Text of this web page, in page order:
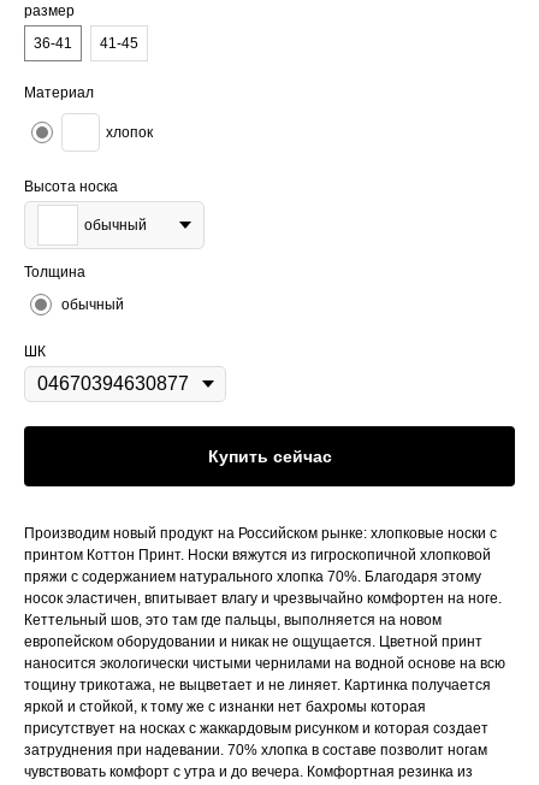
размер
36-41
41-45
Материал
хлопок
Высота носка
обычный
Толщина
обычный
ШК
Купить сейчас
Производим новый продукт на Российском рынке: хлопковые носки с
принтом Коттон Принт. Носки вяжутся из гигроскопичной хлопковой
пряжи с содержанием натурального хлопка 70%. Благодаря этому
носок эластичен, впитывает влагу и чрезвычайно комфортен на ноге.
Кеттельный шов, это там где пальцы, выполняется на новом
европейском оборудовании и никак не ощущается. Цветной принт
наносится экологически чистыми чернилами на водной основе на всю
тощину трикотажа, не выцветает и не линяет. Картинка получается
яркой и стойкой, к тому же с изнанки нет бахромы которая
присутствует на носках с жаккардовым рисунком и которая создает
затруднения при надевании. 70% хлопка в составе позволит ногам
чувствовать комфорт с утра и до вечера. Комфортная резинка из